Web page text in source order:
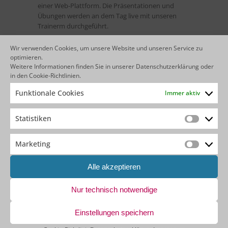
Wir verwenden Cookies, um unsere Website und unseren Service zu
optimieren.
Weitere Informationen finden Sie in unserer Datenschutzerklärungoder
in denCookie-Richtlinien.
Funktionale Cookies Immer aktiv
Statistiken
Marketing
Alle akzeptieren
Nur technisch notwendige
Einstellungen speichern
einer Web-Plattform. Die Präsentationen und
Übungen werden an dem Tag live mit unseren
Trainerm durchgeführt.
AGENTBASE BLOG
Vier Webinare, ein roter Faden: Ein Rückblick auf
die Agentic-Systems-Engineering-Reihe
Webinar-Aufzeichnung: Wie Ihr OutSystems-Team